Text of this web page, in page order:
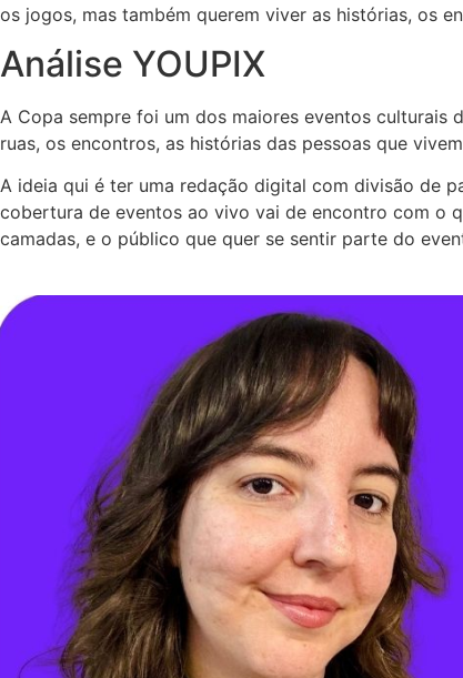
os jogos, mas também querem viver as histórias, os
Análise YOUPIX
A Copa sempre foi um dos maiores eventos culturais
ruas, os encontros, as histórias das pessoas que
A ideia qui é ter uma redação digital com divisão de
cobertura de eventos ao vivo vai de encontro com o
camadas, e o público que quer se sentir parte do